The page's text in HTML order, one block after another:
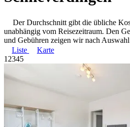
Der Durchschnitt gibt die übliche
unabhängig vom Reisezeitraum. Den
und Gebühren zeigen wir nach Auswahl
Liste
Karte
1 2345